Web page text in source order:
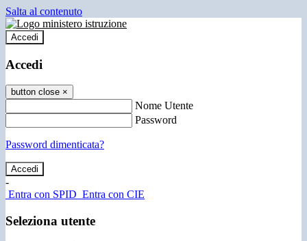
Salta al contenuto
Accedi
Accedi
button close ×
Nome Utente
Password
Password dimenticata?
-
Entra con SPID Entra con CIE
Seleziona utente